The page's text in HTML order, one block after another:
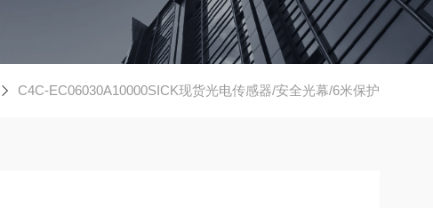
C4C-EC06030A10000SICK现货光电传感器/安全光幕/6米保护